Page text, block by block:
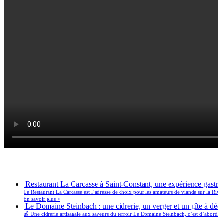
Restaurant La Carcasse à Saint-Constant, une expérience
Le Restaurant La Carcasse est l’adresse de choix pour les amateurs de viande sur
des burgers gourmets, et des côtes levées qui fondent en bouche.
En savoir plus >
Le Domaine Steinbach : une cidrerie, un verger et un gîte à
🍎 Une cidrerie artisanale aux saveurs du terroir Le Domaine Steinbach, c’est